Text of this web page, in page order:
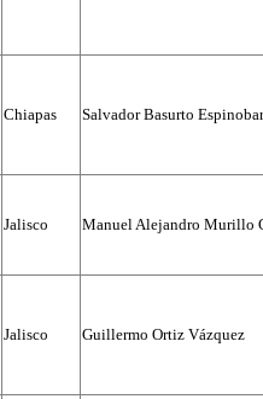
Chiapas Salvador Basurto
Jalisco Manuel Alejandro Murillo
Jalisco Guillermo Ortiz Vázquez